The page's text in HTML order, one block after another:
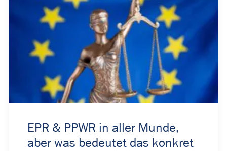
EPR & PPWR in aller Munde,
aber was bedeutet das konkret